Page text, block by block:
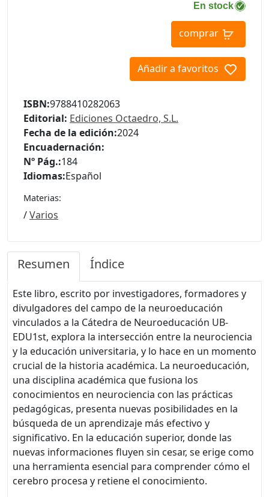
En stock
comprar
Añadir a favoritos
ISBN:9788410282063
Editorial: Ediciones Octaedro, S.L.
Fecha de la edición:2024
Encuadernación:
Nº Pág.:184
Idiomas:Español
Materias:
/Varios
Resumen Índice
Este libro, escrito por investigadores, formadores y
divulgadores del campo de la neuroeducación
vinculados a la Cátedra de Neuroeducación UB-
EDU1st, explora la intersección entre la neurociencia
y la educación universitaria, y lo hace en un momento
crucial de la historia académica. La neuroeducación,
una disciplina académica que fusiona los
conocimientos en neurociencia con las prácticas
pedagógicas, presenta nuevas posibilidades en la
búsqueda de un aprendizaje más efectivo y
significativo. En la educación superior, donde las
nuevas informaciones fluyen sin cesar, se erige como
una herramienta esencial para comprender cómo el
cerebro procesa y retiene el conocimiento.